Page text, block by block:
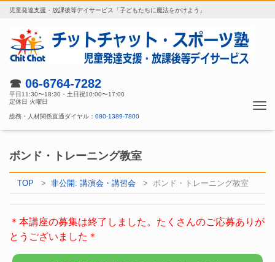
児童発達支援・放課後等デイサービス「子どもたちに魔法をかけよう」
☎ 06-6764-7282
平日11:30〜18:30・土日祝10:00〜17:00
定休日 火曜日
総務・人材関係直通ダイヤル： 080-1389-7800
ボンド・トレーニング教室
TOP 非公開: 講演会・講習会 ボンド・トレーニング教室
＊本講座の募集は終了しました。たくさんのご応募ありが
とうございました＊